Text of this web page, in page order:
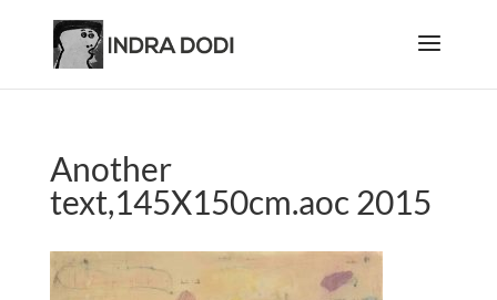
Another
text,145X150cm.aoc 2015